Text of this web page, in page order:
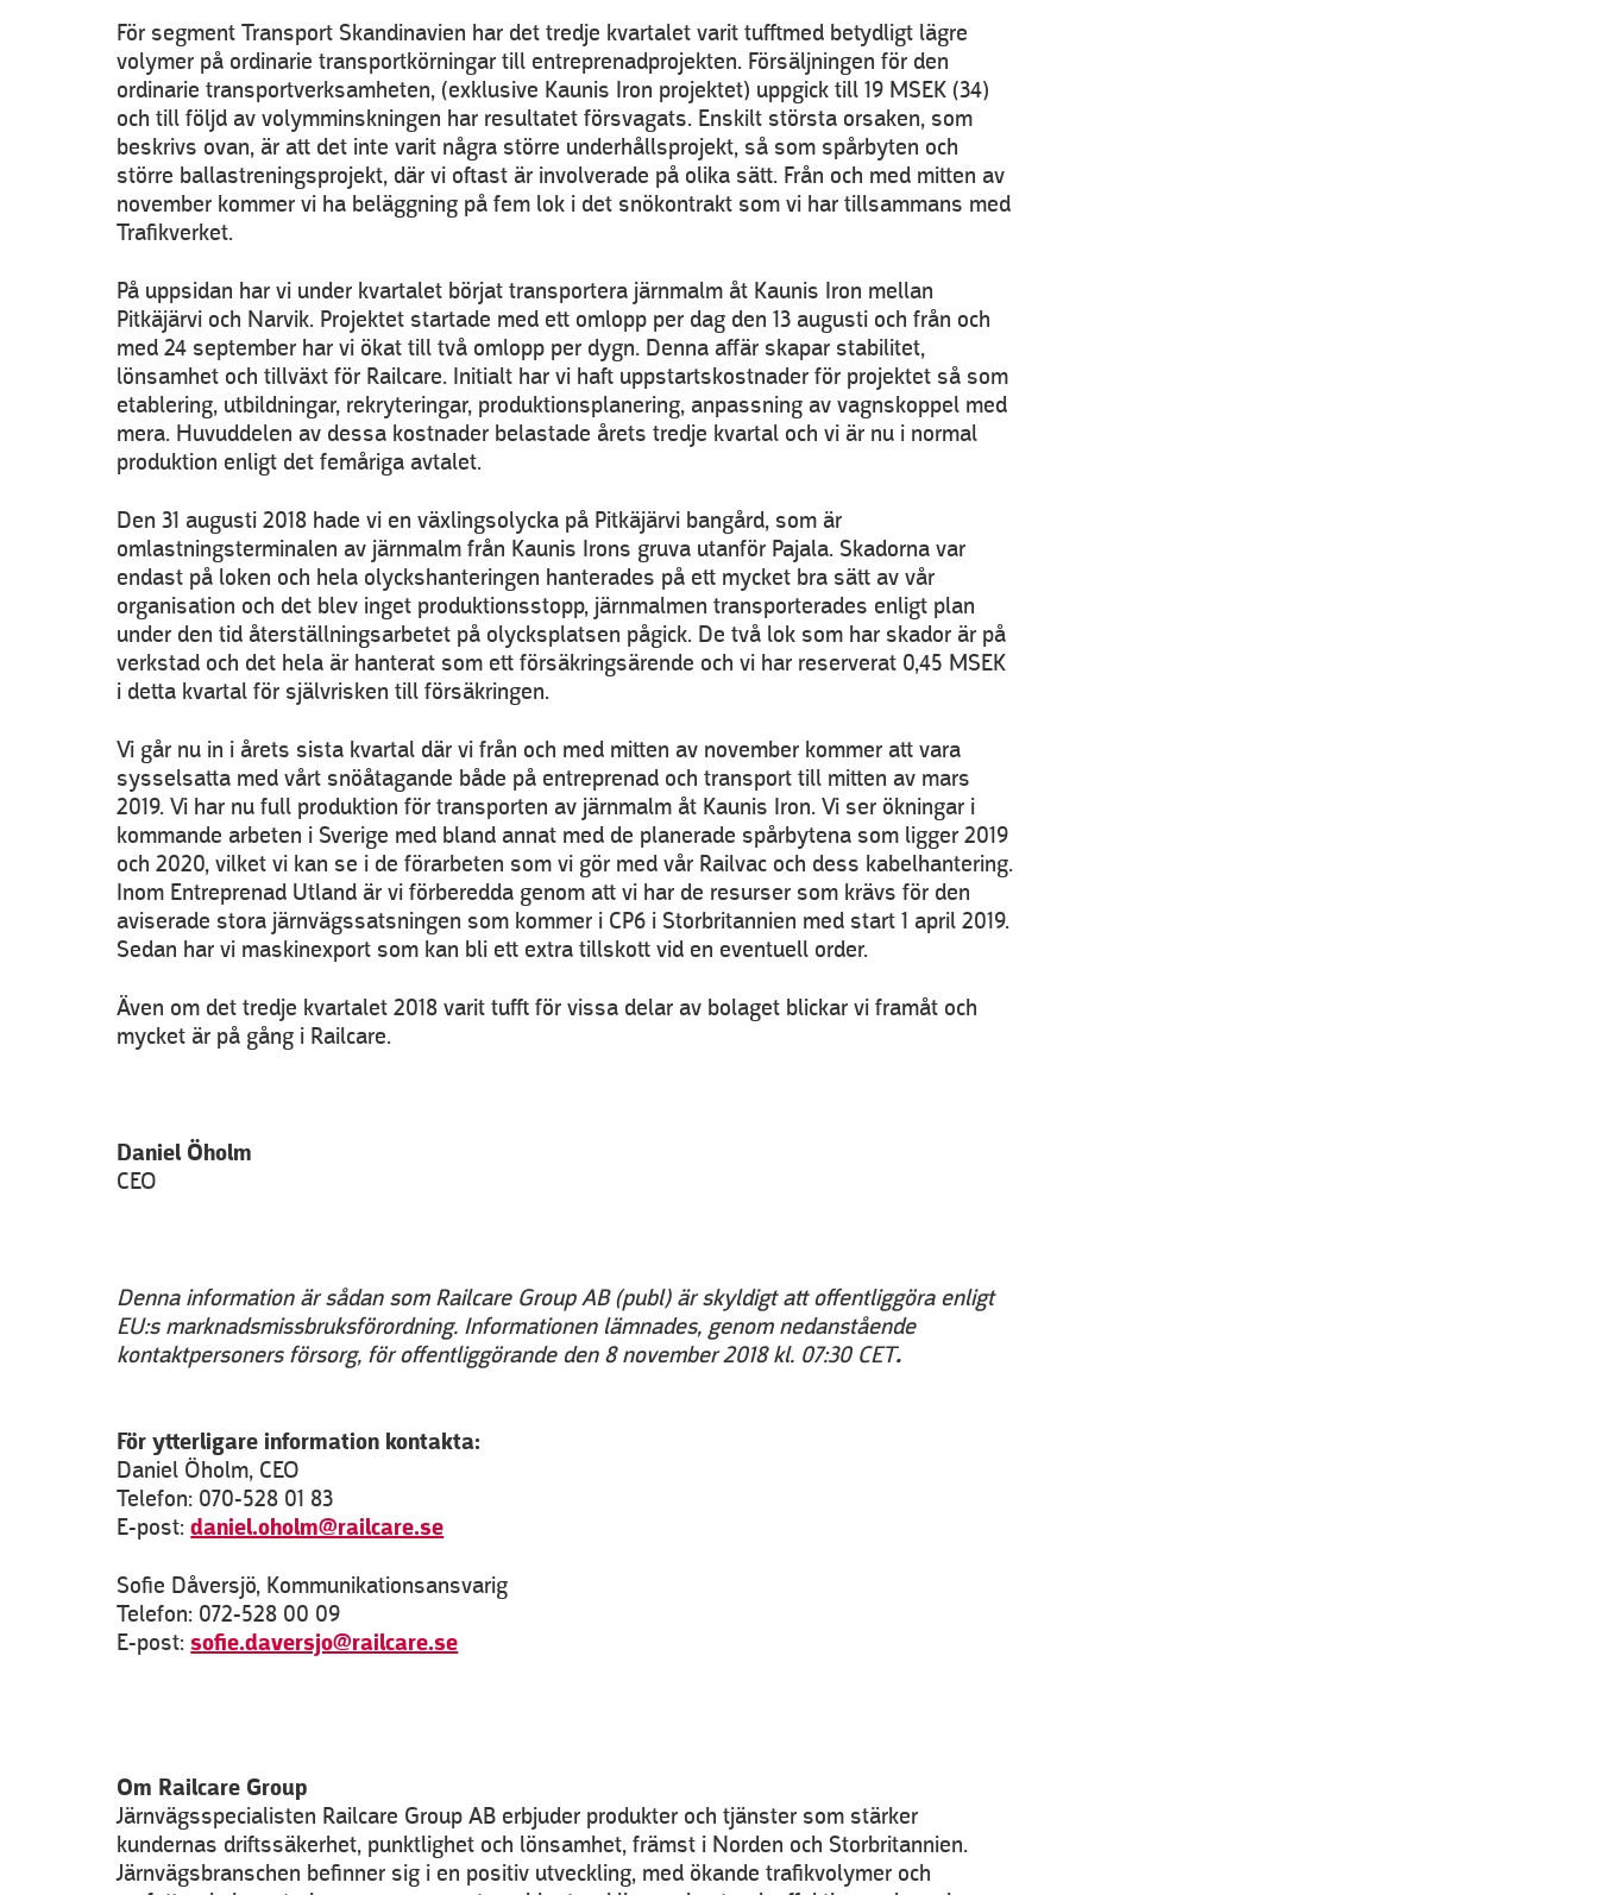
För segment Transport Skandinavien har det tredje kvartalet varit tufftmed betydligt lägre
volymer på ordinarie transportkörningar till entreprenadprojekten. Försäljningen för den
ordinarie transportverksamheten, (exklusive Kaunis Iron projektet) uppgick till 19 MSEK (34)
och till följd av volymminskningen har resultatet försvagats. Enskilt största orsaken, som
beskrivs ovan, är att det inte varit några större underhållsprojekt, så som spårbyten och
större ballastreningsprojekt, där vi oftast är involverade på olika sätt. Från och med mitten av
november kommer vi ha beläggning på fem lok i det snökontrakt som vi har tillsammans med
Trafikverket.
På uppsidan har vi under kvartalet börjat transportera järnmalm åt Kaunis Iron mellan
Pitkäjärvi och Narvik. Projektet startade med ett omlopp per dag den 13 augusti och från och
med 24 september har vi ökat till två omlopp per dygn. Denna affär skapar stabilitet,
lönsamhet och tillväxt för Railcare. Initialt har vi haft uppstartskostnader för projektet så som
etablering, utbildningar, rekryteringar, produktionsplanering, anpassning av vagnskoppel med
mera. Huvuddelen av dessa kostnader belastade årets tredje kvartal och vi är nu i normal
produktion enligt det femåriga avtalet.
Den 31 augusti 2018 hade vi en växlingsolycka på Pitkäjärvi bangård, som är
omlastningsterminalen av järnmalm från Kaunis Irons gruva utanför Pajala. Skadorna var
endast på loken och hela olyckshanteringen hanterades på ett mycket bra sätt av vår
organisation och det blev inget produktionsstopp, järnmalmen transporterades enligt plan
under den tid återställningsarbetet på olycksplatsen pågick. De två lok som har skador är på
verkstad och det hela är hanterat som ett försäkringsärende och vi har reserverat 0,45 MSEK
i detta kvartal för självrisken till försäkringen.
Vi går nu in i årets sista kvartal där vi från och med mitten av november kommer att vara
sysselsatta med vårt snöåtagande både på entreprenad och transport till mitten av mars
2019. Vi har nu full produktion för transporten av järnmalm åt Kaunis Iron. Vi ser ökningar i
kommande arbeten i Sverige med bland annat med de planerade spårbytena som ligger 2019
och 2020, vilket vi kan se i de förarbeten som vi gör med vår Railvac och dess kabelhantering.
Inom Entreprenad Utland är vi förberedda genom att vi har de resurser som krävs för den
aviserade stora järnvägssatsningen som kommer i CP6 i Storbritannien med start 1 april 2019.
Sedan har vi maskinexport som kan bli ett extra tillskott vid en eventuell order.
Även om det tredje kvartalet 2018 varit tufft för vissa delar av bolaget blickar vi framåt och
mycket är på gång i Railcare.
Daniel Öholm
CEO
Denna information är sådan som Railcare Group AB (publ) är skyldigt att offentliggöra enligt
EU:s marknadsmissbruksförordning. Informationen lämnades, genom nedanstående
kontaktpersoners försorg, för offentliggörande den 8 november 2018 kl. 07:30 CET.
För ytterligare information kontakta:
Daniel Öholm, CEO
Telefon: 070-528 01 83
E-post:daniel.oholm@railcare.se
Sofie Dåversjö, Kommunikationsansvarig
Telefon: 072-528 00 09
E-post: sofie.daversjo@railcare.se
Om Railcare Group
Järnvägsspecialisten Railcare Group AB erbjuder produkter och tjänster som stärker
kundernas driftssäkerhet, punktlighet och lönsamhet, främst i Norden och Storbritannien.
Järnvägsbranschen befinner sig i en positiv utveckling, med ökande trafikvolymer och